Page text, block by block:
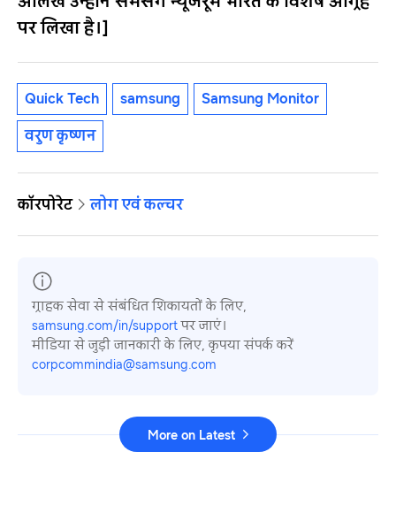
पर लिखा है।]
Quick Tech samsung
Samsung Monitor
वरुण कृष्णन
कॉरपोरेट लोग एवं कल्चर
ग्राहक सेवा से संबंधित शिकायतों के लिए,
samsung.com/in/supportपर जाएं।
मीडिया से जुड़ी जानकारी के लिए, कृपया संपर्क करें
corpcommindia@samsung.com
More on Latest